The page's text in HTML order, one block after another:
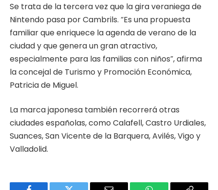
Se trata de la tercera vez que la gira veraniega de
Nintendo pasa por Cambrils. “Es una propuesta
familiar que enriquece la agenda de verano de la
ciudad y que genera un gran atractivo,
especialmente para las familias con niños”, afirma
la concejal de Turismo y Promoción Económica,
Patricia de Miguel.
La marca japonesa también recorrerá otras
ciudades españolas, como Calafell, Castro Urdiales,
Suances, San Vicente de la Barquera, Avilés, Vigo y
Valladolid.